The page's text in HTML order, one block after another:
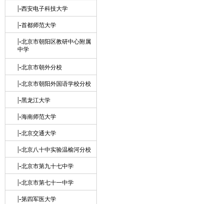
|-西安电子科技大学
|-首都师范大学
|-北京市朝阳区教研中心附属
中学
|-北京市朝外分校
|-北京市朝阳外国语学校分校
|-黑龙江大学
|-海南师范大学
|-北京交通大学
|-北京八十中实验温榆河分校
|-北京市第九十七中学
|-北京市第七十一中学
|-第四军医大学